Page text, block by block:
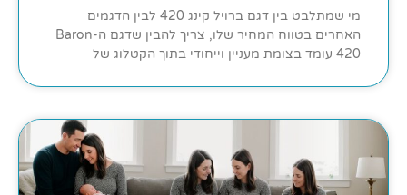
מי שמתלבט בין דגם ברויל קינג 420 לבין הדגמים
האחרים בטווח המחיר שלו, צריך להבין שדגם ה-Baron
420 עומד בצומת מעניין וייחודי בתוך הקטלוג של